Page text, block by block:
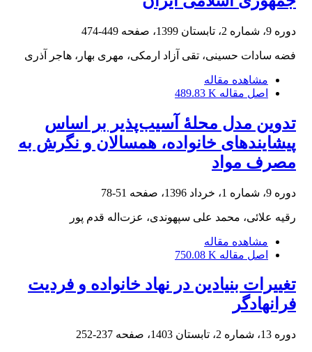
دوره 9، شماره 2، تابستان 1399، صفحه 449-474
فضه سادات حسینی، تقی آزاد ارمکی، مهری بهار، هاجر آذری
مشاهده مقاله
اصل مقاله 489.83 K
تدوین مدل محلۀ آسیب‌پذیر بر اساس
پیشایندهای خانواده، همسالان و نگرش به
مصرف مواد
دوره 9، شماره 1، خرداد 1396، صفحه 51-78
رقیه علائی، محمد علی سپهوندی، عزت‌اله قدم پور
مشاهده مقاله
اصل مقاله 750.08 K
تغییرات بنیادین در نهاد خانواده و فردیت
فرانهادگر
دوره 13، شماره 2، تابستان 1403، صفحه 237-252